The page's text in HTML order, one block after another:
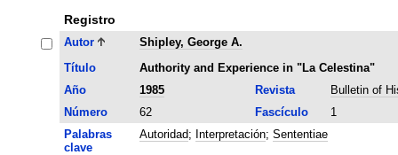
Registro
Autor
Shipley, George A.
Título
Authority and Experience in "La Celestina"
Año
1985 Revista
Bulletin of
Número
62 Fascículo
1
Palabras
clave
Autoridad; Interpretación; Sententiae